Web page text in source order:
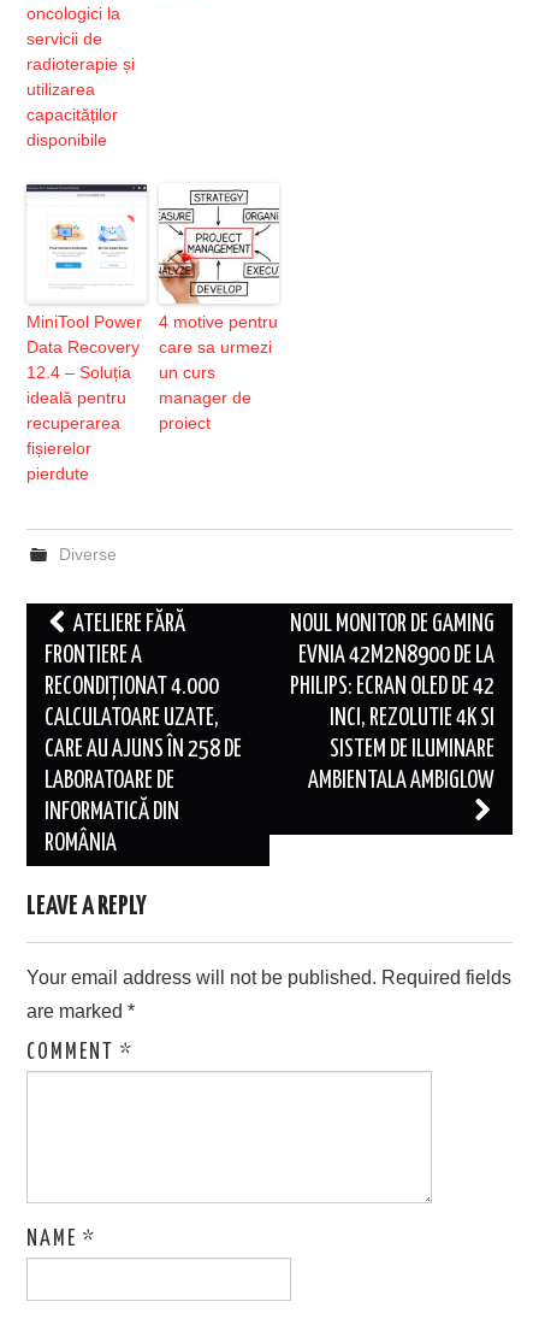
oncologici la
servicii de
radioterapie și
utilizarea
capacităților
disponibile
MiniTool Power
Data Recovery
12.4 – Soluția
ideală pentru
recuperarea
fișierelor
pierdute
4 motive pentru
care sa urmezi
un curs
manager de
proiect
Diverse
Post
navigation
ATELIERE FĂRĂ
FRONTIERE A
RECONDIȚIONAT 4.000
CALCULATOARE UZATE,
CARE AU AJUNS ÎN 258 DE
LABORATOARE DE
INFORMATICĂ DIN
ROMÂNIA
NOUL MONITOR DE GAMING
EVNIA 42M2N8900 DE LA
PHILIPS: ECRAN OLED DE 42
INCI, REZOLUTIE 4K SI
SISTEM DE ILUMINARE
AMBIENTALA AMBIGLOW
LEAVE A REPLY
Your email address will not be published. Required fields
are marked*
COMMENT*
NAME*